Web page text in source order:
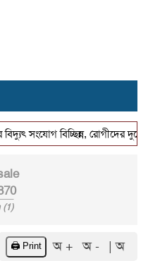
সংযোগ বিচ্ছিন্ন, রোগীদের দুর্ভোগ
(1)
🖨️ Print অ + অ - | অ